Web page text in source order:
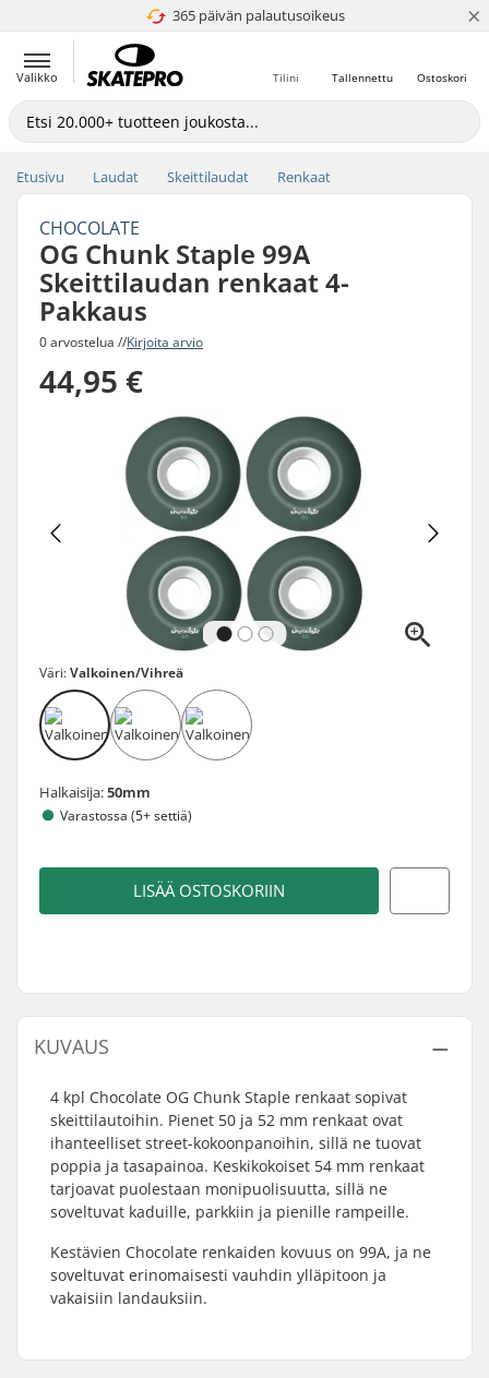
365 päivän palautusoikeus
4.8 / 5 ×
Valikko Ostoskori
Tallennettu
Tilini
Etusivu Laudat Skeittilaudat Renkaat
CHOCOLATE
OG Chunk Staple 99A
Skeittilaudan renkaat 4-
Pakkaus
0 arvostelua //Kirjoita arvio
44,95 €
Väri:Valkoinen/Vihreä
Halkaisija:50mm
Varastossa (5+ settiä)
LISÄÄ OSTOSKORIIN
KUVAUS
4 kpl Chocolate OG Chunk Staple renkaat sopivat
skeittilautoihin. Pienet 50 ja 52 mm renkaat ovat
ihanteelliset street-kokoonpanoihin, sillä ne tuovat
poppia ja tasapainoa. Keskikokoiset 54 mm renkaat
tarjoavat puolestaan monipuolisuutta, sillä ne
soveltuvat kaduille, parkkiin ja pienille rampeille.
Kestävien Chocolate renkaiden kovuus on 99A, ja ne
soveltuvat erinomaisesti vauhdin ylläpitoon ja
vakaisiin landauksiin.